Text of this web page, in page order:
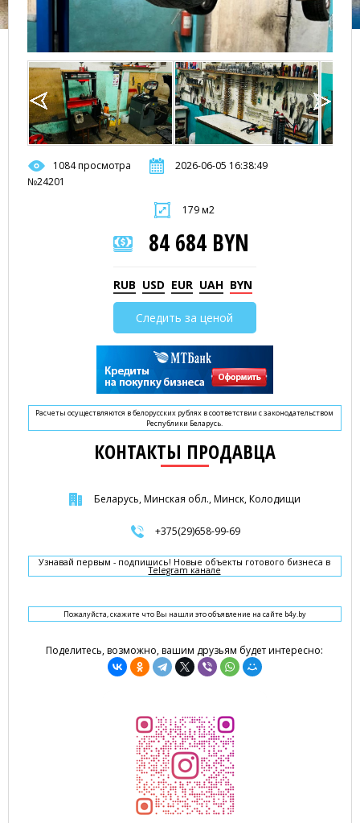
1084 просмотра
2026-06-05 16:38:49
№24201
179 м2
84 684 BYN
RUB USD EUR UAH BYN
Следить за ценой
Расчеты осуществляются в белорусских рублях в соответствии с законодательством
Республики Беларусь.
КОНТАКТЫ ПРОДАВЦА
Беларусь, Минская обл., Минск, Колодищи
+375(29)658-99-69
Узнавай первым - подпишись! Новые объекты готового бизнеса в
Telegram канале
Пожалуйста, скажите что Вы нашли это объявление на сайте b4y.by
Поделитесь, возможно, вашим друзьям будет интересно: